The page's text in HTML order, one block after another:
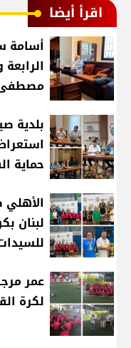
اقرأ أيضا
أسامة
بلدية
حماية
لبنان
عمر
لكرة